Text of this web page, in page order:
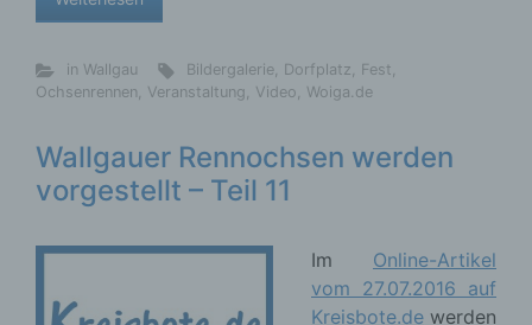
in Wallgau Bildergalerie, Dorfplatz, Fest,
Ochsenrennen, Veranstaltung, Video, Woiga.de
Wallgauer Rennochsen werden
vorgestellt – Teil 11
Im Online-Artikel
vom 27.07.2016 auf
Kreisbote.de werden